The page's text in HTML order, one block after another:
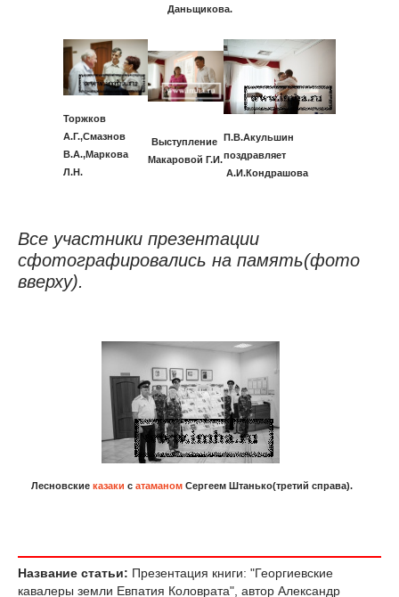
Даньщикова.
Торжков
А.Г.,Смазнов
В.А.,Маркова
Л.Н.
Выступление
Макаровой Г.И.
П.В.Акульшин
поздравляет
А.И.Кондрашова
Все участники презентации
сфотографировались на память(фото
вверху).
Лесновские казаки с атаманом Сергеем Штанько(третий справа).
Название статьи: Презентация книги: "Георгиевские
кавалеры земли Евпатия Коловрата", автор Александр